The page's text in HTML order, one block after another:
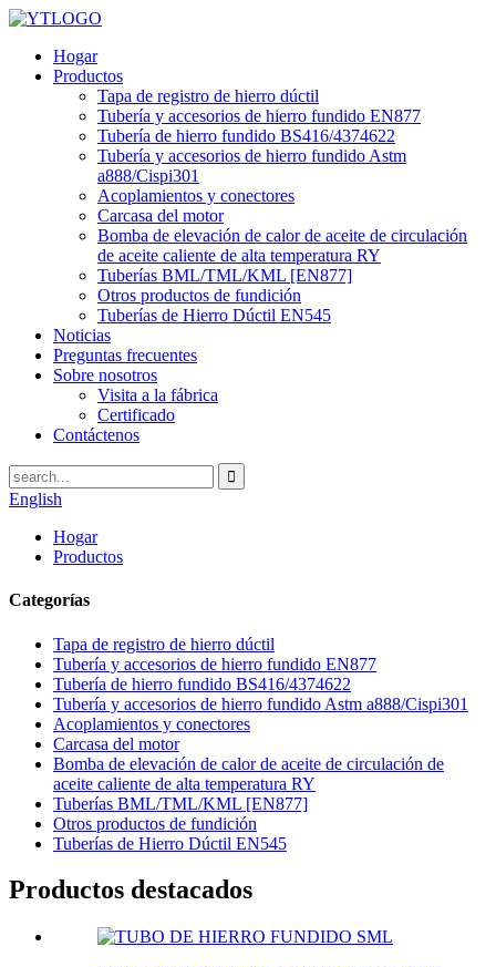
Hogar
Productos
Tapa de registro de hierro dúctil
Tubería y accesorios de hierro fundido EN877
Tubería de hierro fundido BS416/4374622
Tubería y accesorios de hierro fundido Astm
a888/Cispi301
Acoplamientos y conectores
Carcasa del motor
Bomba de elevación de calor de aceite de circulación
de aceite caliente de alta temperatura RY
Tuberías BML/TML/KML [EN877]
Otros productos de fundición
Tuberías de Hierro Dúctil EN545
Noticias
Preguntas frecuentes
Sobre nosotros
Visita a la fábrica
Certificado
Contáctenos
English
Hogar
Productos
Categorías
Tapa de registro de hierro dúctil
Tubería y accesorios de hierro fundido EN877
Tubería de hierro fundido BS416/4374622
Tubería y accesorios de hierro fundido Astm a888/Cispi301
Acoplamientos y conectores
Carcasa del motor
Bomba de elevación de calor de aceite de circulación de
aceite caliente de alta temperatura RY
Tuberías BML/TML/KML [EN877]
Otros productos de fundición
Tuberías de Hierro Dúctil EN545
Productos destacados